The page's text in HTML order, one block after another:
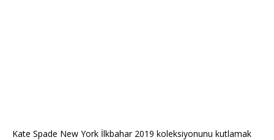
Kate Spade New York İlkbahar 2019 koleksiyonunu kutlamak